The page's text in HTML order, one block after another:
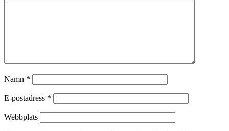
Namn *
E-postadress *
Webbplats